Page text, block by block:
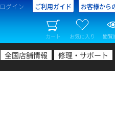
ログイン ご利用ガイド お客様から
カート お気に入り 閲覧
全国店舗情報 修理・サポート